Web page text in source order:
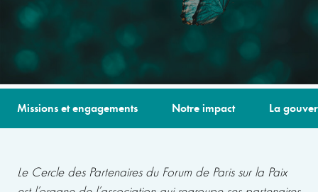
Missions et engagements Notre impact La
Le Cercle des Partenaires du Forum de Paris sur la Paix